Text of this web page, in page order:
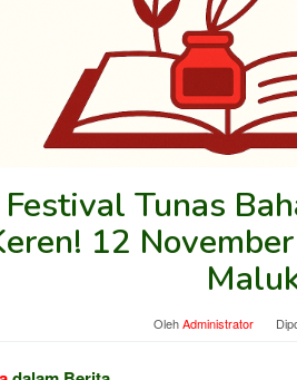
Festival Tunas
12
OlehAdministrator